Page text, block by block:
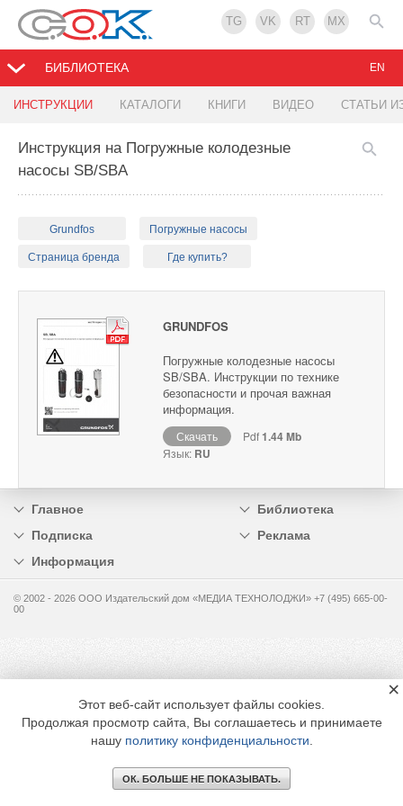
TG VK RT MX
БИБЛИОТЕКА
ИНСТРУКЦИИ КАТАЛОГИ КНИГИ ВИДЕО СТАТЬИ
EN
Инструкция на Погружные колодезные
насосы SB/SBA
Grundfos Погружные насосы
Страница бренда Где купить?
GRUNDFOS
Погружные колодезные насосы
SB/SBA. Инструкции по технике
безопасности и прочая важная
информация.
Скачать Pdf1.44 Mb
Язык: RU
Главное
Библиотека
Подписка
Реклама
Информация
© 2002 - 2026 OOO Издательский дом «МЕДИА ТЕХНОЛОДЖИ» +7 (495) 665-00-
00
Этот веб-сайт использует файлы cookies.
Продолжая просмотр сайта, Вы соглашаетесь и принимаете
нашу политику конфиденциальности
ОК. БОЛЬШЕ НЕ ПОКАЗЫВАТЬ.
×